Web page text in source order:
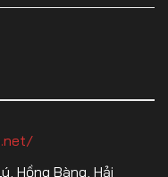
Hồng Bàng, Hải